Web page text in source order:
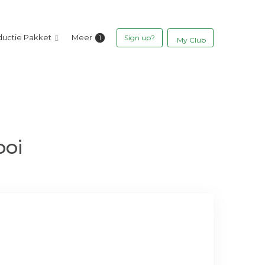
Pakket Meer Sign up? My Club